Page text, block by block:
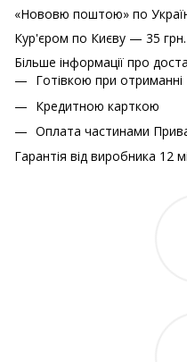
«Нововю поштою» по
Кур'єром по Києву — 35 грн.
Більше інформації про
Готівкою при отриманні
Кредитною карткою
Оплата частинами
Гарантія від виробника 12